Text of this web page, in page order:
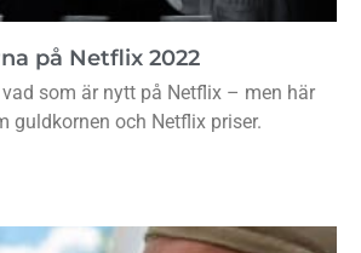
på Netflix 2022
som är nytt på Netflix – men här
guldkornen och Netflix priser.